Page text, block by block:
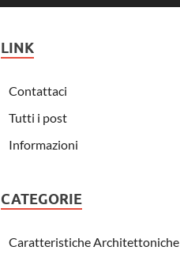
LINK
Contattaci
Tutti i post
Informazioni
CATEGORIE
Caratteristiche Architettoniche